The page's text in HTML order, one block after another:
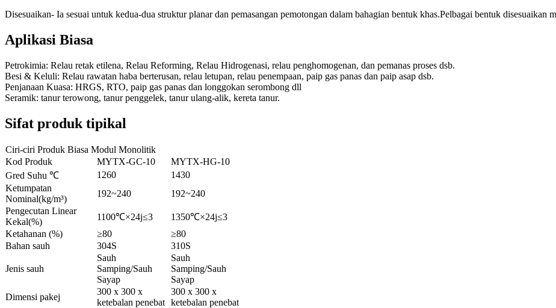
Disesuaikan- Ia sesuai untuk kedua-dua struktur planar dan pemasangan pemotongan dalam bahagian bentuk khas.Pelbagai bentuk disesuaikan
Aplikasi Biasa
Petrokimia: Relau retak etilena, Relau Reforming, Relau Hidrogenasi, relau penghomogenan, dan pemanas proses dsb.
Besi & Keluli: Relau rawatan haba berterusan, relau letupan, relau penempaan, paip gas panas dan paip asap dsb.
Penjanaan Kuasa: HRGS, RTO, paip gas panas dan longgokan serombong dll
Seramik: tanur terowong, tanur penggelek, tanur ulang-alik, kereta tanur.
Sifat produk tipikal
Ciri-ciri Produk Biasa Modul Monolitik
Kod Produk
MYTX-GC-10
MYTX-HG-10
Gred Suhu ℃
1260
1430
Ketumpatan
Nominal(kg/m³)
192~240
192~240
Pengecutan Linear
Kekal(%)
1100℃×24j≤3
1350℃×24j≤3
Ketahanan (%)
≥80
≥80
Bahan sauh
304S 310S
Jenis sauh
Sauh
Samping/Sauh
Sayap
Sauh
Samping/Sauh
Sayap
Dimensi pakej
300 x 300 x
ketebalan penebat
300 x 300 x
ketebalan penebat